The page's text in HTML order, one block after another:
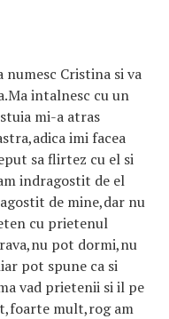
Cristina si va
intalnesc cu un
mi-a atras
imi facea
sa flirtez cu el si
indragostit de el
de mine,dar nu
cu prietenul
pot dormi,nu
pot spune ca si
vad prietenii si il pe
mult,rog am